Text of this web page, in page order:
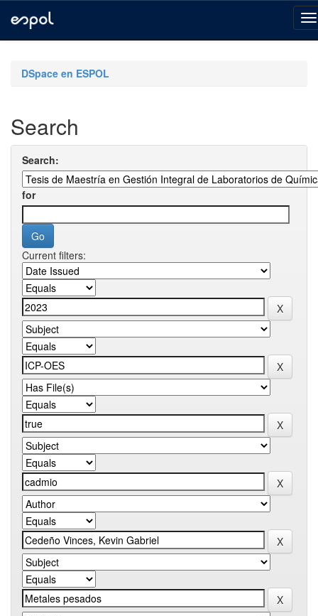
navigationDSpace en ESPOL
Search
Search:
for
Current filters: